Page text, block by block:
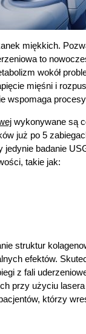
miękkich.
to
wokół
mięśni i
wspomaga
wykonywane są
już po 5
jedynie badanie
takie jak:
struktur
efektów.
z fali
przy użyciu
którzy